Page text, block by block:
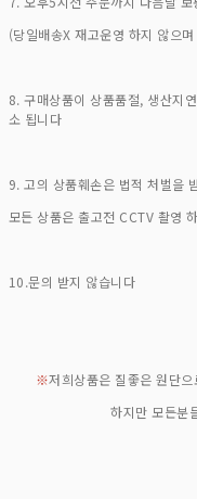
(당일배송X 재고운영 하지 않으
8. 구매상품이 상품품절, 생산지
소 됩니다
9. 고의 상품훼손은 법적 처벌을
모든 상품은 출고전 CCTV 촬영
10.문의 받지 않습니다
※저희상품은 질좋은 원단
하지만 모든분